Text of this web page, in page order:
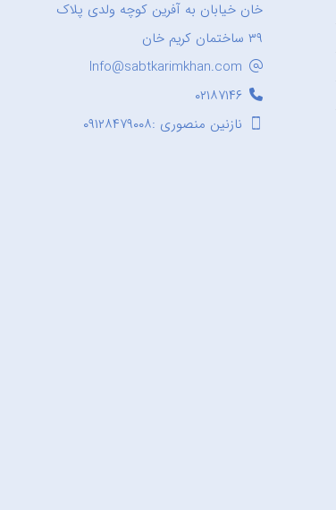
خان خیابان به آفرین کوچه ولدی پلاک
۳۹ ساختمان کریم خان
Info@sabtkarimkhan.com
۰۲۱۸۷۱۴۶
نازنین منصوری :۰۹۱۲۸۴۷۹۰۰۸